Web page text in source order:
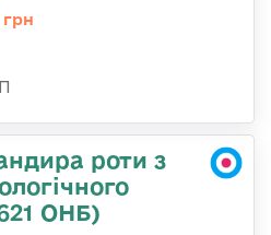
грн
роти з
ОНБ)